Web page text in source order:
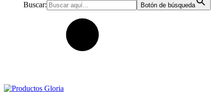
Buscar: Botón de búsqueda